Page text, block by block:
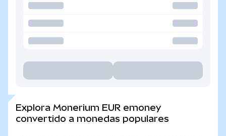
Explora Monerium EUR emoney
convertido a monedas populares